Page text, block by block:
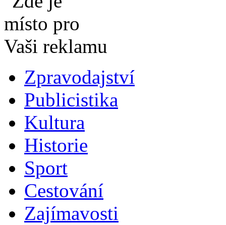
Zpravodajství
Publicistika
Kultura
Historie
Sport
Cestování
Zajímavosti